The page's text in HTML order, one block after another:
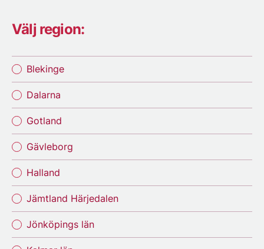
Välj region:
Blekinge
Dalarna
Gotland
Gävleborg
Halland
Jämtland Härjedalen
Jönköpings län